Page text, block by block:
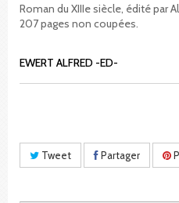
Roman du XIIIe siècle, édité par
207 pages non coupées.
EWERT ALFRED -ED-
Tweet Partager